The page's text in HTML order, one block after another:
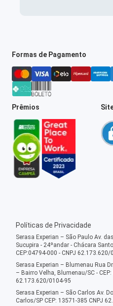
Formas de Pagamento
Prêmios
Políticas de Privacidade
Serasa Experian – São Paulo Av.
Sucupira - 24ºandar - Chácara
CEP:04794-000 - CNPJ 62.173.620/
Serasa Experian – Blumenau Rua
– Bairro Velha, Blumenau/SC -
62.173.620/0104-95
Serasa Experian – São Carlos Av.
Carlos/SP CEP: 13571-385 CNPJ